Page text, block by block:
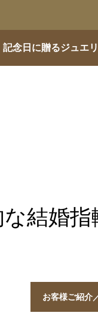
記念日に贈るジュエ
結婚指
お客様ご紹介